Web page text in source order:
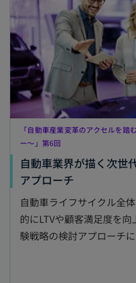
「自動車産業変革のアクセルを踏
ー～」第6回
自動車業界が描く次世
アプローチ
し
い
タ
自動車ライフサイクル全
的にLTVや顧客満足度を
験戦略の検討アプローチに